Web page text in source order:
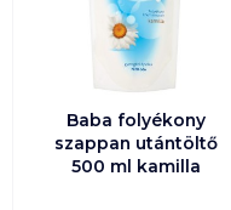
Baba folyékony
szappan utántöltő
500 ml kamilla